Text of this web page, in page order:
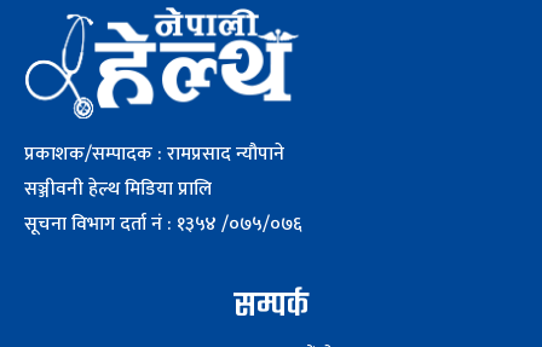
प्रकाशक/सम्पादक : रामप्रसाद न्यौपाने
सञ्जीवनी हेल्थ मिडिया प्रालि
सूचना विभाग दर्ता नं : १३५४ /०७५/०७६
सम्पर्क